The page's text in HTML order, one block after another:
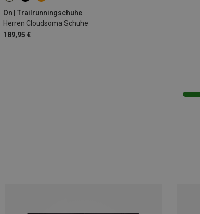
On | Trailrunningschuhe
Herren Cloudsoma Schuhe
189,95 €